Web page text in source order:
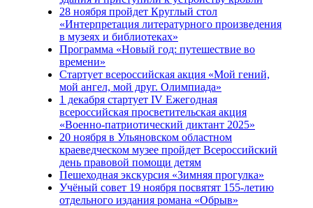
28 ноября пройдет Круглый стол
«Интерпретация литературного произведения
в музеях и библиотеках»
Программа «Новый год: путешествие во
времени»
Стартует всероссийская акция «Мой гений,
мой ангел, мой друг. Олимпиада»
1 декабря стартует IV Ежегодная
всероссийская просветительская акция
«Военно-патриотический диктант 2025»
20 ноября в Ульяновском областном
краеведческом музее пройдет Всероссийский
день правовой помощи детям
Пешеходная экскурсия «Зимняя прогулка»
Учёный совет 19 ноября посвятят 155-летию
отдельного издания романа «Обрыв»